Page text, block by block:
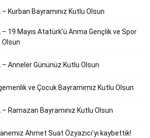
Kurban Bayramınız Kutlu Olsun
19 Mayıs Atatürk’ü Anma Gençlik ve Spor
Olsun
Anneler Gününüz Kutlu Olsun
ve Çocuk Bayramımız Kutlu Olsun
Ramazan Bayramınız Kutlu Olsun
Ahmet Suat Özyazıcı’yı kaybettik!